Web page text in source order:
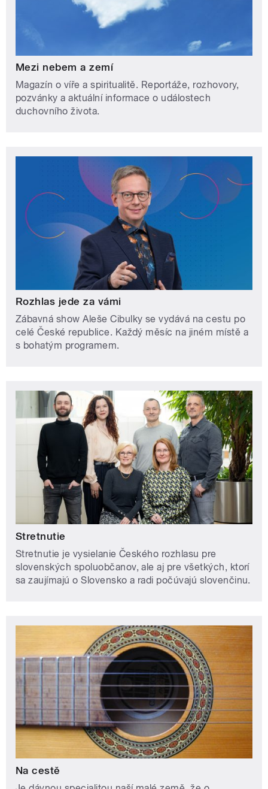
Mezi nebem a zemí
Magazín o víře a spiritualitě. Reportáže, rozhovory,
pozvánky a aktuální informace o událostech
duchovního života.
Rozhlas jede za vámi
Zábavná show Aleše Cibulky se vydává na cestu po
celé České republice. Každý měsíc na jiném místě a
s bohatým programem.
Stretnutie
Stretnutie je vysielanie Českého rozhlasu pre
slovenských spoluobčanov, ale aj pre všetkých, ktorí
sa zaujímajú o Slovensko a radi počúvajú slovenčinu.
Na cestě